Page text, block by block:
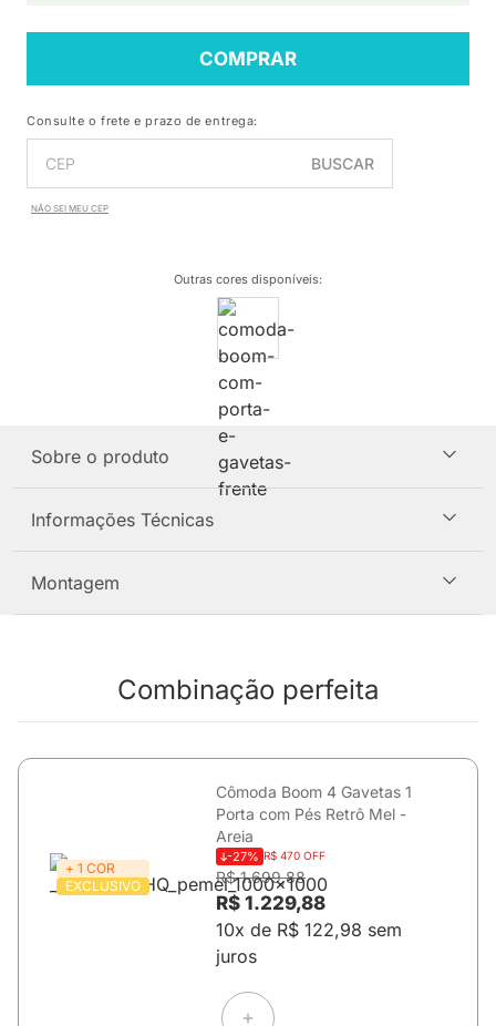
COMPRAR
Consulte o frete e prazo de entrega:
BUSCAR
NÃO SEI MEU CEP
Outras cores disponíveis:
Sobre o produto
Informações Técnicas
Montagem
Combinação perfeita
+ 1 COR
EXCLUSIVO
Cômoda Boom 4 Gavetas 1
Porta com Pés Retrô Mel -
Areia
-27% R$ 470 OFF
R$ 1.699,88
R$ 1.229,88
10x de R$ 122,98 sem
juros